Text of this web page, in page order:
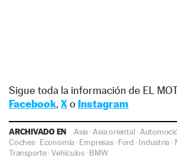
Sigue toda la información de EL
Facebook, Xo Instagram
ARCHIVADO EN Asia ·Asia oriental·
Coches· Economía ·Empresas· Ford ·Industria ·
Transporte·Vehículos·BMW